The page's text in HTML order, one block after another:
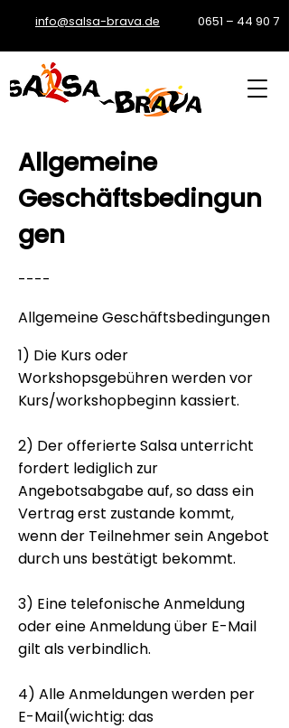
info@salsa-brava.de 0651 – 44 90 7
Allgemeine
Geschäftsbedingun
gen
----
Allgemeine Geschäftsbedingungen
1) Die Kurs oder
Workshopsgebühren werden vor
Kurs/workshopbeginn kassiert.
2) Der offerierte Salsa unterricht
fordert lediglich zur
Angebotsabgabe auf, so dass ein
Vertrag erst zustande kommt,
wenn der Teilnehmer sein Angebot
durch uns bestätigt bekommt.
3) Eine telefonische Anmeldung
oder eine Anmeldung über E-Mail
gilt als verbindlich.
4) Alle Anmeldungen werden per
E-Mail(wichtig: das